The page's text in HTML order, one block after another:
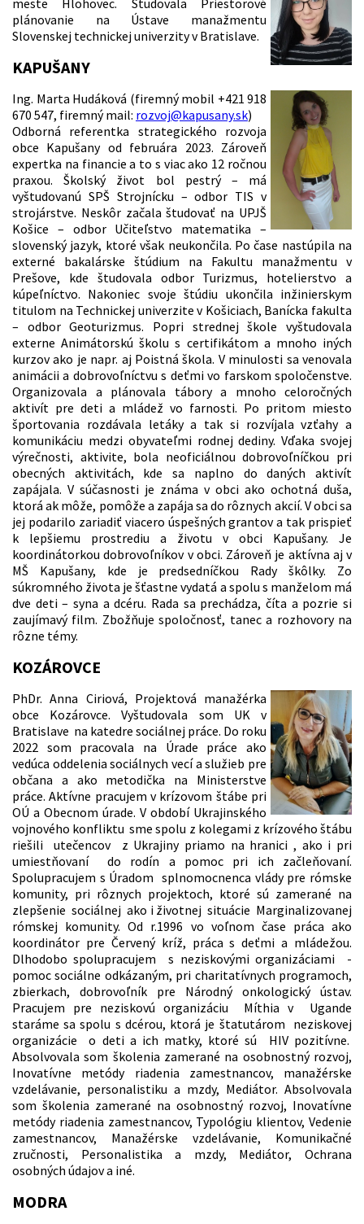
meste Hlohovec. Študovala Priestorové
plánovanie na Ústave manažmentu
Slovenskej technickej univerzity v Bratislave.
KAPUŠANY
Ing. Marta Hudáková (firemný mobil +421 918
670 547, firemný mail: rozvoj@kapusany.sk)
Odborná referentka strategického rozvoja
obce Kapušany od februára 2023. Zároveň
expertka na financie a to s viac ako 12 ročnou
praxou. Školský život bol pestrý – má
vyštudovanú SPŠ Strojnícku – odbor TIS v
strojárstve. Neskôr začala študovať na UPJŠ
Košice – odbor Učiteľstvo matematika –
slovenský jazyk, ktoré však neukončila. Po čase nastúpila na
externé bakalárske štúdium na Fakultu manažmentu v
Prešove, kde študovala odbor Turizmus, hotelierstvo a
kúpeľníctvo. Nakoniec svoje štúdiu ukončila inžinierskym
titulom na Technickej univerzite v Košiciach, Banícka fakulta
– odbor Geoturizmus. Popri strednej škole vyštudovala
externe Animátorskú školu s certifikátom a mnoho iných
kurzov ako je napr. aj Poistná škola. V minulosti sa venovala
animácii a dobrovoľníctvu s deťmi vo farskom spoločenstve.
Organizovala a plánovala tábory a mnoho celoročných
aktivít pre deti a mládež vo farnosti. Po pritom miesto
športovania rozdávala letáky a tak si rozvíjala vzťahy a
komunikáciu medzi obyvateľmi rodnej dediny. Vďaka svojej
výrečnosti, aktivite, bola neoficiálnou dobrovoľníčkou pri
obecných aktivitách, kde sa naplno do daných aktivít
zapájala. V súčasnosti je známa v obci ako ochotná duša,
ktorá ak môže, pomôže a zapája sa do rôznych akcií. V obci sa
jej podarilo zariadiť viacero úspešných grantov a tak prispieť
k lepšiemu prostrediu a životu v obci Kapušany. Je
koordinátorkou dobrovoľníkov v obci. Zároveň je aktívna aj v
MŠ Kapušany, kde je predsedníčkou Rady škôlky. Zo
súkromného života je šťastne vydatá a spolu s manželom má
dve deti – syna a dcéru. Rada sa prechádza, číta a pozrie si
zaujímavý film. Zbožňuje spoločnosť, tanec a rozhovory na
rôzne témy.
KOZÁROVCE
PhDr. Anna Ciriová, Projektová manažérka
obce Kozárovce. Vyštudovala som UK v
Bratislave na katedre sociálnej práce. Do roku
2022 som pracovala na Úrade práce ako
vedúca oddelenia sociálnych vecí a služieb pre
občana a ako metodička na Ministerstve
práce. Aktívne pracujem v krízovom štábe pri
OÚ a Obecnom úrade. V období Ukrajinského
vojnového konfliktu sme spolu z kolegami z krízového štábu
riešili utečencov z Ukrajiny priamo na hranici , ako i pri
umiestňovaní do rodín a pomoc pri ich začleňovaní.
Spolupracujem s Úradom splnomocnenca vlády pre rómske
komunity, pri rôznych projektoch, ktoré sú zamerané na
zlepšenie sociálnej ako i životnej situácie Marginalizovanej
rómskej komunity. Od r.1996 vo voľnom čase práca ako
koordinátor pre Červený kríž, práca s deťmi a mládežou.
Dlhodobo spolupracujem s neziskovými organizáciami -
pomoc sociálne odkázaným, pri charitatívnych programoch,
zbierkach, dobrovoľník pre Národný onkologický ústav.
Pracujem pre neziskovú organizáciu Míthia v Ugande
staráme sa spolu s dcérou, ktorá je štatutárom neziskovej
organizácie o deti a ich matky, ktoré sú HIV pozitívne.
Absolvovala som školenia zamerané na osobnostný rozvoj,
Inovatívne metódy riadenia zamestnancov, manažérske
vzdelávanie, personalistiku a mzdy, Mediátor. Absolvovala
som školenia zamerané na osobnostný rozvoj, Inovatívne
metódy riadenia zamestnancov, Typológiu klientov, Vedenie
zamestnancov, Manažérske vzdelávanie, Komunikačné
zručnosti, Personalistika a mzdy, Mediátor, Ochrana
osobných údajov a iné.
MODRA